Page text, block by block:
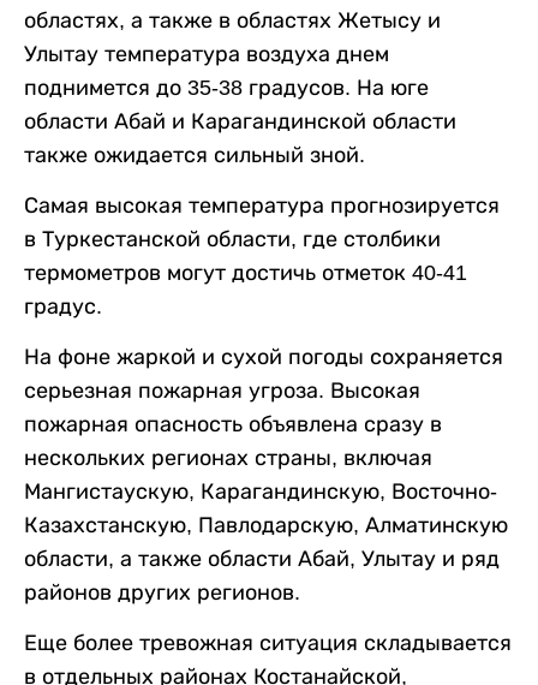
областях, а также в областях Жетысу и
Улытау температура воздуха днем
поднимется до 35-38 градусов. На юге
области Абай и Карагандинской области
также ожидается сильный зной.
Самая высокая температура прогнозируется
в Туркестанской области, где столбики
термометров могут достичь отметок 40-41
градус.
На фоне жаркой и сухой погоды сохраняется
серьезная пожарная угроза. Высокая
пожарная опасность объявлена сразу в
нескольких регионах страны, включая
Мангистаускую, Карагандинскую, Восточно-
Казахстанскую, Павлодарскую, Алматинскую
области, а также области Абай, Улытау и ряд
районов других регионов.
Еще более тревожная ситуация складывается
в отдельных районах Костанайской,